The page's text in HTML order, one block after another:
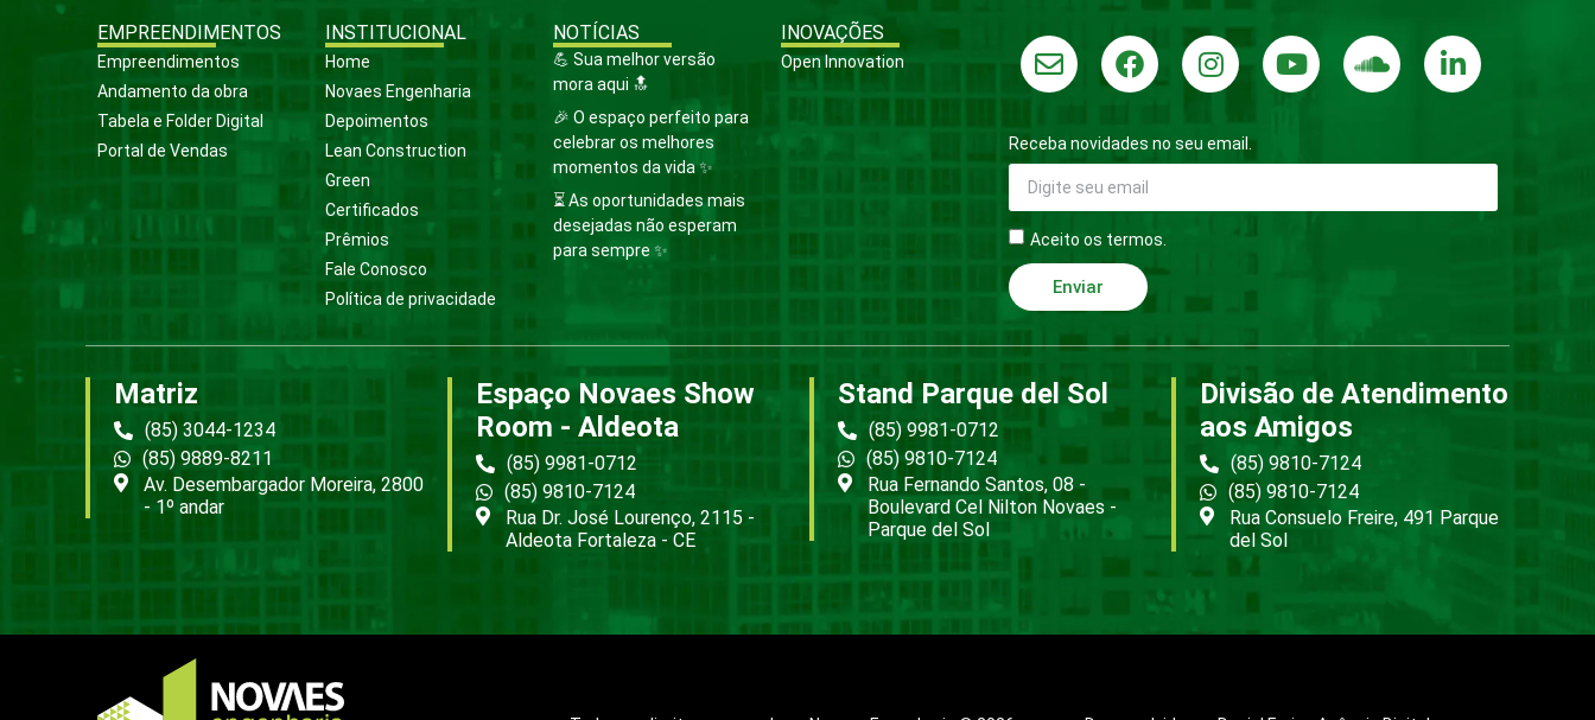
EMPREENDIMENTOS
Empreendimentos
Andamento da obra
Tabela e Folder Digital
Portal de Vendas
INSTITUCIONAL
Home
Novaes Engenharia
Depoimentos
Lean Construction
Green
Certificados
Prêmios
Fale Conosco
Política de privacidade
NOTÍCIAS
💪 Sua melhor versão
mora aqui 🔝
🎉 O espaço perfeito para
celebrar os melhores
momentos da vida ✨
⏳ As oportunidades mais
desejadas não esperam
para sempre ✨
INOVAÇÕES
Open Innovation
Receba novidades no seu email.
Aceito os termos.
Enviar
Matriz
(85) 3044-1234
(85) 9889-8211
Av. Desembargador Moreira, 2800
- 1º andar
Espaço Novaes Show
Room - Aldeota
(85) 9981-0712
(85) 9810-7124
Rua Dr. José Lourenço, 2115 -
Aldeota Fortaleza - CE
Stand Parque del Sol
(85) 9981-0712
(85) 9810-7124
Rua Fernando Santos, 08 -
Boulevard Cel Nilton Novaes -
Parque del Sol
Divisão de Atendimento
aos Amigos
(85) 9810-7124
(85) 9810-7124
Rua Consuelo Freire, 491 Parque
del Sol